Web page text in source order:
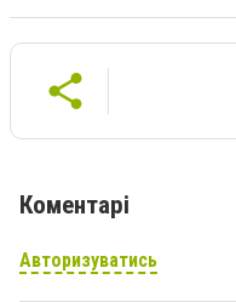
Коментарі
Авторизуватись